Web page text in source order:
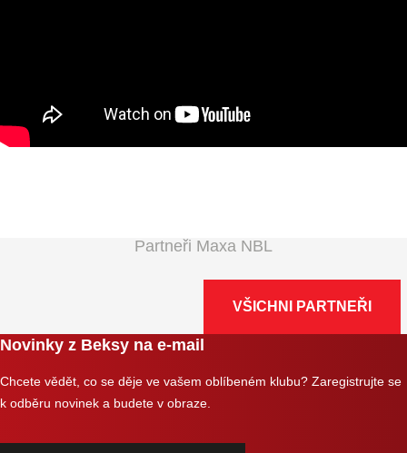
Partneři Maxa NBL
VŠICHNI PARTNEŘI
Novinky z Beksy na e-mail
Chcete vědět, co se děje ve vašem oblíbeném klubu? Zaregistrujte se
k odběru novinek a budete v obraze.